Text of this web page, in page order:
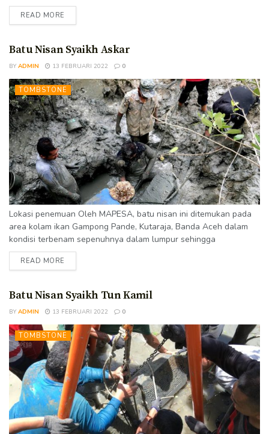
area hutan bakau Gampong Pande, Kutaraja, Banda Aceh.
Kondisi Ditemukan dalam kondisi baik. Inskripsi yang terdapat
Tipe Batu Nisan Batu nisan ini tergolong tipe nisan Samudera
Pasai, yaitu nisan dengan tipe...
READ MORE
Batu Nisan Syaikh Askar
BY ADMIN 13 FEBRUARI 2022 0
TOMBSTONE
Lokasi penemuan Oleh MAPESA, batu nisan ini ditemukan pada
area kolam ikan Gampong Pande, Kutaraja, Banda Aceh dalam
kondisi terbenam sepenuhnya dalam lumpur sehingga
memerlukan proses pengangkatan yang tidak mudah. Kondisi
Ditemukan dalam kondisi cukup baik. Inskripsi yang terdapat
baris pertama terkikis cukup banyak namun masih bisa dimengerti
maksudnya. Terdapat juga erosi pada pertengahan baris...
READ MORE
Batu Nisan Syaikh Tun Kamil
BY ADMIN 13 FEBRUARI 2022 0
TOMBSTONE